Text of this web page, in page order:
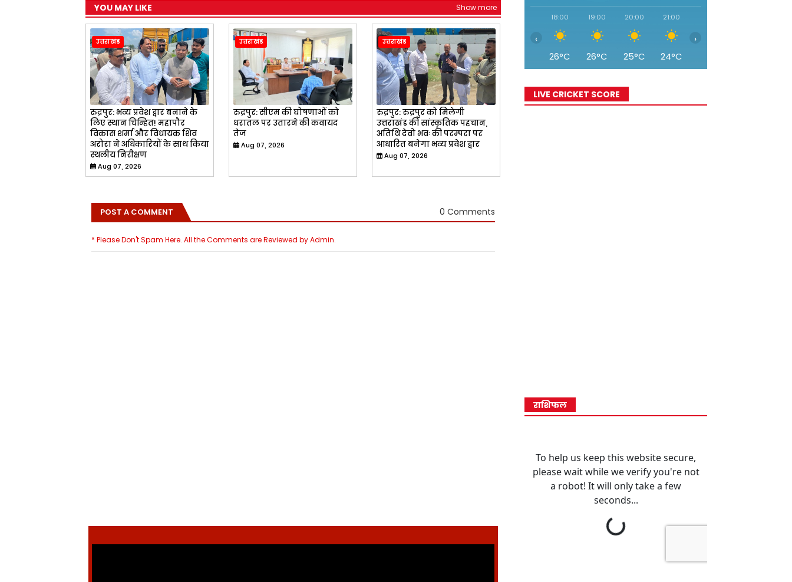
YOU MAY LIKE Show more
उत्तराखंड
रुद्रपुर: भव्य प्रवेश द्वार बनाने के
लिए स्थान चिन्हित! महापौर
विकास शर्मा और विधायक शिव
अरोरा ने अधिकारियों के साथ किया
स्थलीय निरीक्षण
Aug 07, 2026
उत्तराखंड
रुद्रपुर: सीएम की घोषणाओं को
धरातल पर उतारने की कवायद
तेज
Aug 07, 2026
उत्तराखंड
रुद्रपुर: रुद्रपुर को मिलेगी
उत्तराखंड की सांस्कृतिक पहचान,
अतिथि देवो भवः की परम्परा पर
आधारित बनेगा भव्य प्रवेश द्वार
Aug 07, 2026
POST A COMMENT 0 Comments
* Please Don't Spam Here. All the Comments are Reviewed by Admin.
18:00
26°C
19:00
26°C
20:00
25°C
21:00
24°C
‹ ›
LIVE CRICKET SCORE
राशिफल